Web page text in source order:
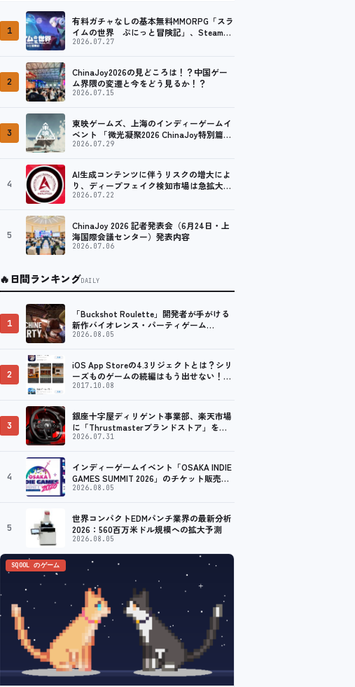
1
有料ガチャなしの基本無料MMORPG「スラ
イムの世界 ぷにっと冒険記」、Steam向
けの無料体験版が8月末に配信決定
2026.07.27
2
ChinaJoy2026の見どころは！？中国ゲー
ム界隈の変遷と今をどう見るか！？
2026.07.15
3
東映ゲームズ、上海のインディーゲームイ
ベント 「微光凝聚2026 ChinaJoy特別篇」
に登壇！
2026.07.29
4
AI生成コンテンツに伴うリスクの増大によ
り、ディープフェイク検知市場は急拡大
し、2035年には90億米ドルに達する見通し
2026.07.22
5
ChinaJoy 2026 記者発表会（6月24日・上
海国際会議センター）発表内容
2026.07.06
🔥日間ランキングDAILY
1
「Buckshot Roulette」開発者が手がける
新作バイオレンス・パーティゲーム
「Machine Party」がSteam向けに配信開
2026.08.05
2
iOS App Storeの4.3リジェクトとは？シリ
ーズものゲームの続編はもう出せない！？
脱出ゲームで相次ぐリジェクト
2017.10.08
3
銀座十字屋ディリゲント事業部、楽天市場
に「Thrustmasterブランドストア」をオ
ープン。記念キャンペーンでポイントアッ
2026.07.31
4
インディーゲームイベント「OSAKA INDIE
GAMES SUMMIT 2026」のチケット販売が
スタート。出展コンテンツ情報も公開
2026.08.05
5
世界コンパクトEDMパンチ業界の最新分析
2026：560百万米ドル規模への拡大予測
2026.08.05
SQOOL のゲーム